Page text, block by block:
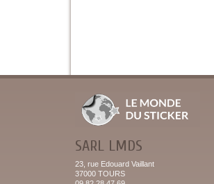
SARL LMDS
23, rue Edouard Vaillant
37000 TOURS